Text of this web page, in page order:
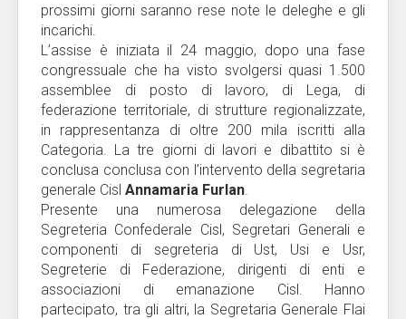
prossimi giorni saranno rese note le deleghe e gli
incarichi.
L’assise è iniziata il 24 maggio, dopo una fase
congressuale che ha visto svolgersi quasi 1.500
assemblee di posto di lavoro, di Lega, di
federazione territoriale, di strutture regionalizzate,
in rappresentanza di oltre 200 mila iscritti alla
Categoria. La tre giorni di lavori e dibattito si è
conclusa conclusa con l’intervento della segretaria
generale Cisl Annamaria Furlan.
Presente una numerosa delegazione della
Segreteria Confederale Cisl, Segretari Generali e
componenti di segreteria di Ust, Usi e Usr,
Segreterie di Federazione, dirigenti di enti e
associazioni di emanazione Cisl. Hanno
partecipato, tra gli altri, la Segretaria Generale Flai